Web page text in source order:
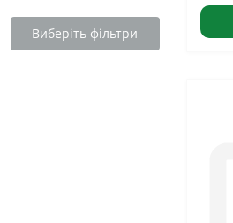
Виберіть фільтри